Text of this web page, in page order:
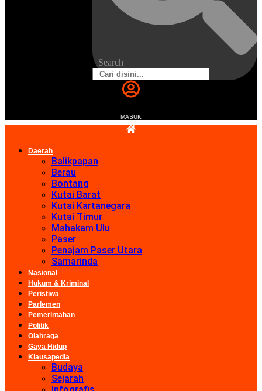
Search
MASUK
Daerah
Balikpapan
Berau
Bontang
Kutai Barat
Kutai Kartanegara
Kutai Timur
Mahakam Ulu
Paser
Penajam Paser Utara
Samarinda
Nasional
Hukum & Kriminal
Peristiwa
Parlemen
Pemerintahan
Politik
Olahraga
Gaya Hidup
Klausapedia
Budaya
Sejarah